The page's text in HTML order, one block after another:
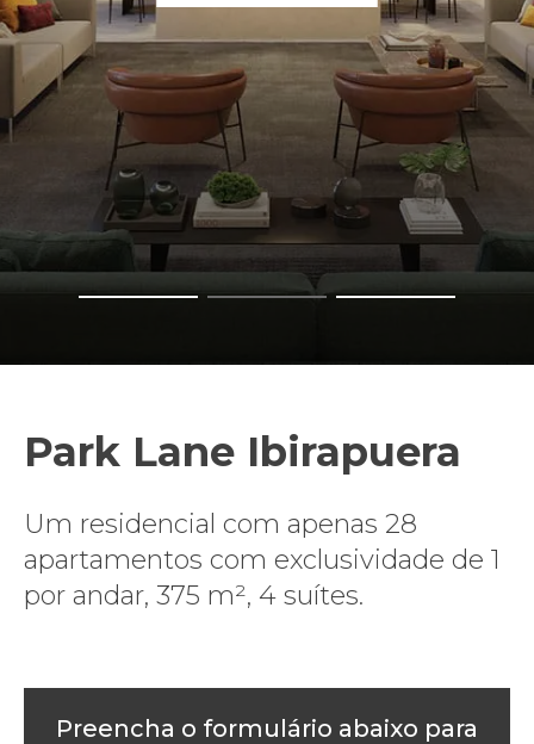
Park Lane Ibirapuera
Um residencial com apenas 28
apartamentos com exclusividade de 1
por andar, 375 m², 4 suítes.
Preencha o formulário abaixo para